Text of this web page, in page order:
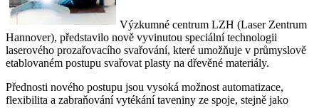
Výzkumné centrum LZH (Laser Zentrum
Hannover), představilo nově vyvinutou speciální technologii
laserového prozařovacího svařování, které umožňuje v průmyslově
etablovaném postupu svařovat plasty na dřevěné materiály.
Přednosti nového postupu jsou vysoká možnost automatizace,
flexibilita a zabraňování vytékání taveniny ze spoje, stejně jako